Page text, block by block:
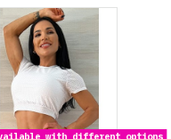
with different options